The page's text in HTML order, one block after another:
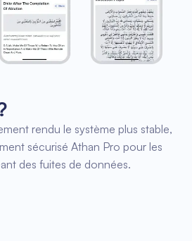
rendu le système plus stable,
sécurisé Athan Pro pour les
des fuites de données.